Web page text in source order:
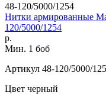
48-120/5000/1254
Нитки армированные
120/5000/1254
р.
Мин. 1 боб
Артикул 48-120/5000/
Цвет черный